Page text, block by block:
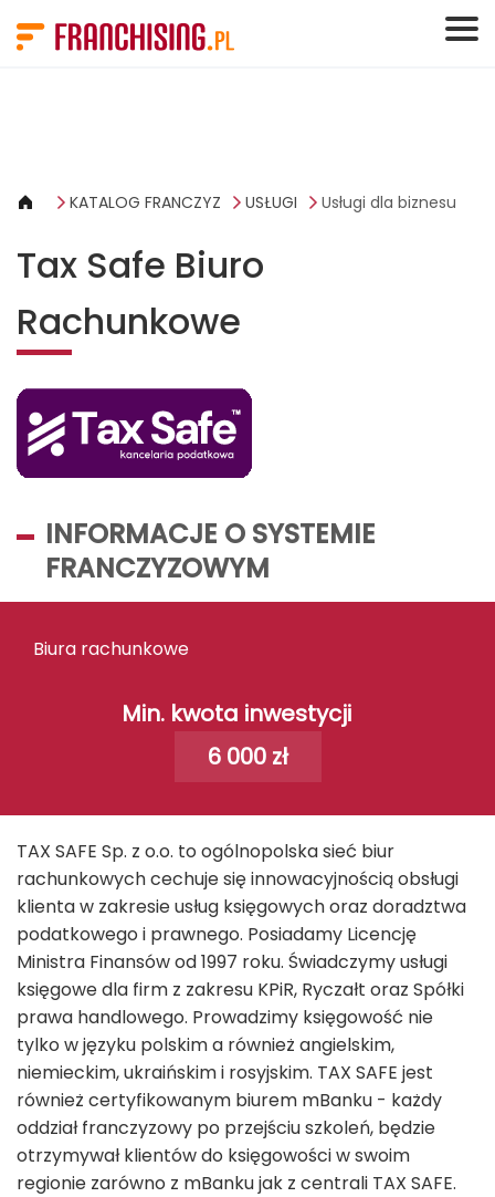
KATALOG FRANCZYZ USŁUGI Usługi dla biznesu
Tax Safe Biuro
Rachunkowe
INFORMACJE O SYSTEMIE
FRANCZYZOWYM
Biura rachunkowe
Min. kwota inwestycji
6 000 zł
TAX SAFE Sp. z o.o. to ogólnopolska sieć biur
rachunkowych cechuje się innowacyjnością obsługi
klienta w zakresie usług księgowych oraz doradztwa
podatkowego i prawnego. Posiadamy Licencję
Ministra Finansów od 1997 roku. Świadczymy usługi
księgowe dla firm z zakresu KPiR, Ryczałt oraz Spółki
prawa handlowego. Prowadzimy księgowość nie
tylko w języku polskim a również angielskim,
niemieckim, ukraińskim i rosyjskim. TAX SAFE jest
również certyfikowanym biurem mBanku - każdy
oddział franczyzowy po przejściu szkoleń, będzie
otrzymywał klientów do księgowości w swoim
regionie zarówno z mBanku jak z centrali TAX SAFE.